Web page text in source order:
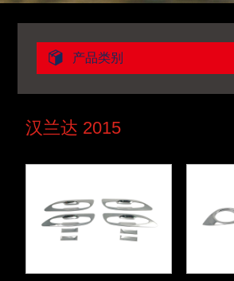
产品类别
汉兰达 2015